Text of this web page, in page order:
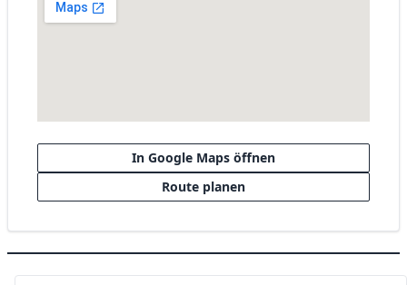
In Google Maps öffnen
Route planen